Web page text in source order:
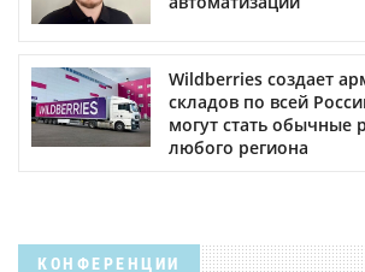
Wildberries создает
складов по всей
могут стать обычные
любого региона
КОНФЕРЕНЦИИ